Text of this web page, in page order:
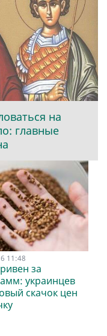
на
главные
11:48
за
украинцев
скачок цен